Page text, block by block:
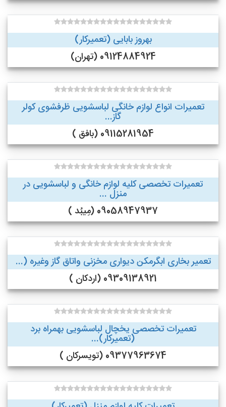
بهروز بابایی (تعمیرکار)
09124884924 (تهران)
تعمیرات انواع لوازم خانگی لباسشویی ظرفشوی کولر
گاز...
09115281954 (بافق )
تعمیرات تخصصی کلیه لوازم خانگی و لباسشویی در
منزل ...
09058947937 (مِیبُد )
تعمیر بخاری ابگرمکن دیواری مخزنی واتاق گاز وغیره (...
09309138921 (اردکان )
تعمیرات تخصصی یخچال لباسشویی بهمراه برد
(تعمیرکار)...
09377963674 (تویسرکان )